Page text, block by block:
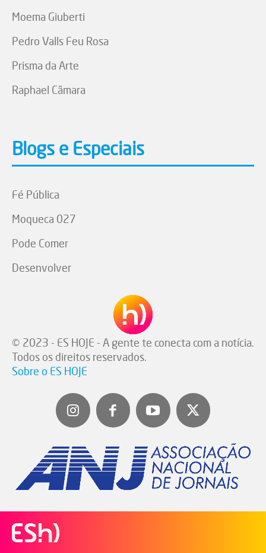
Moema Giuberti
Pedro Valls Feu Rosa
Prisma da Arte
Raphael Câmara
Blogs e Especiais
Fé Pública
Moqueca 027
Pode Comer
Desenvolver
© 2023 - ES HOJE - A gente te conecta com a notícia.
Todos os direitos reservados.
Sobre o ES HOJE